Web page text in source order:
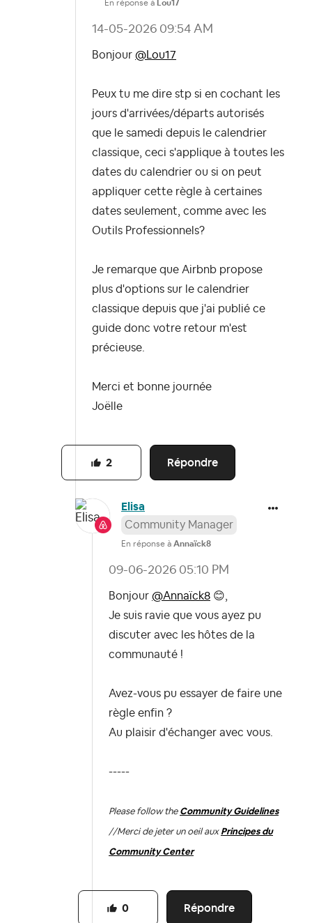
En réponse à Lou17
‎14-05-2026 09:54 AM
Bonjour @Lou17
Peux tu me dire stp si en cochant les
jours d'arrivées/départs autorisés
que le samedi depuis le calendrier
classique, ceci s'applique à toutes les
dates du calendrier ou si on peut
appliquer cette règle à certaines
dates seulement, comme avec les
Outils Professionnels?
Je remarque que Airbnb propose
plus d'options sur le calendrier
classique depuis que j'ai publié ce
guide donc votre retour m'est
précieuse.
Merci et bonne journée
Joëlle
Répondre
2
Elisa
Community Manager
En réponse à Annaïck8
‎09-06-2026 05:10 PM
Bonjour @Annaïck8 😊
Je suis ravie que vous ayez pu
discuter avec les hôtes de la
communauté !
Avez-vous pu essayer de faire une
règle enfin ?
Au plaisir d'échanger avec vous.
-----
Please follow the Community Guidelines
//Merci de jeter un oeil aux Principes du
Community Center
Répondre
0